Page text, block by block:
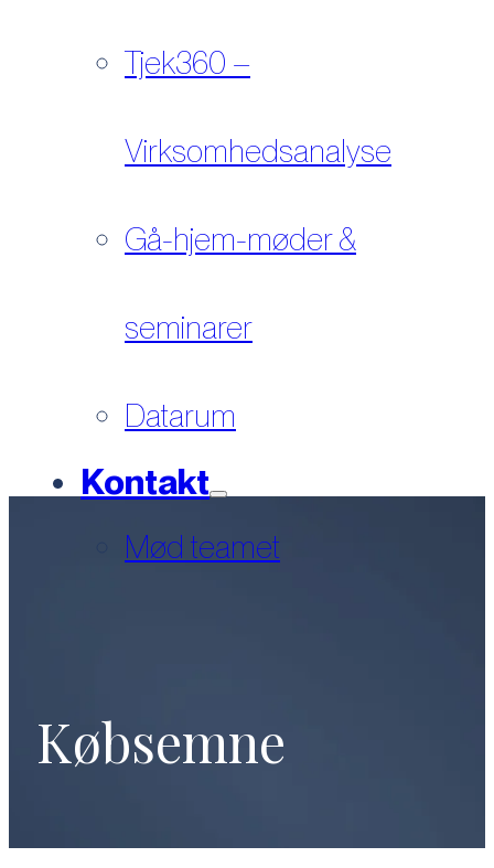
Tjek360 –
Virksomhedsanalyse
Gå-hjem-møder &
seminarer
Datarum
Kontakt
Mød teamet
Købsemne